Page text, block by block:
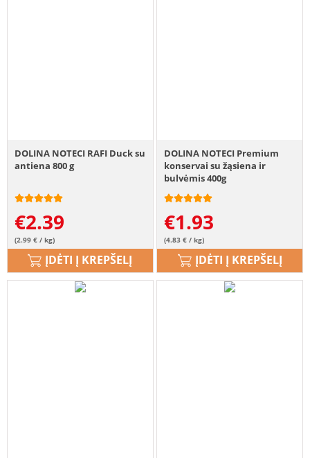
DOLINA NOTECI RAFI Duck su
antiena 800 g
€2.39
(2.99 € / kg)
ĮDĖTI Į KREPŠELĮ
DOLINA NOTECI Premium
konservai su žąsiena ir
bulvėmis 400g
€1.93
(4.83 € / kg)
ĮDĖTI Į KREPŠELĮ